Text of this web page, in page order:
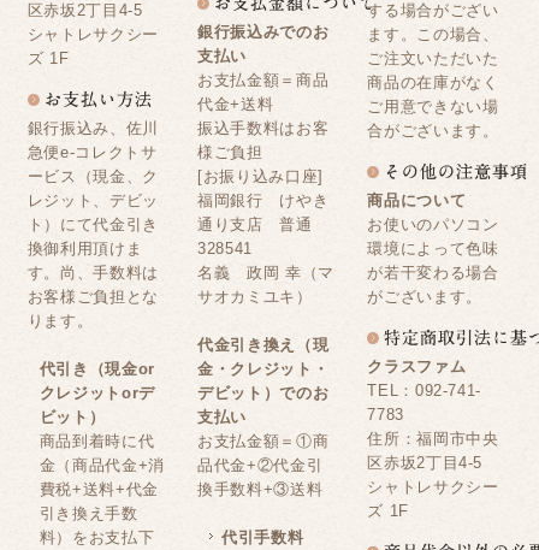
区赤坂2丁目4-5
シャトレサクシー
ズ 1F
銀行振込み、佐川
急便e-コレクトサ
ービス（現金、ク
レジット、デビッ
ト）にて代金引き
換御利用頂けま
す。尚、手数料は
お客様ご負担とな
ります。
代引き（現金or
クレジットorデ
ビット）
商品到着時に代
金（商品代金+消
費税+送料+代金
引き換え手数
料）をお支払下
銀行振込みでのお
支払い
お支払金額＝商品
代金+送料
振込手数料はお客
様ご負担
[お振り込み口座]
福岡銀行 けやき
通り支店 普通
328541
名義 政岡 幸（マ
サオカミユキ）
代金引き換え（現
金・クレジット・
デビット）でのお
支払い
お支払金額＝①商
品代金+②代金引
換手数料+③送料
代引手数料
する場合がござい
ます。この場合、
ご注文いただいた
商品の在庫がなく
ご用意できない場
合がございます。
商品について
お使いのパソコン
環境によって色味
が若干変わる場合
がございます。
クラスファム
TEL：092-741-
7783
住所：福岡市中央
区赤坂2丁目4-5
シャトレサクシー
ズ 1F